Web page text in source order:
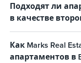
Подходят ли
в качестве
Как Marks Real
апартаментов в